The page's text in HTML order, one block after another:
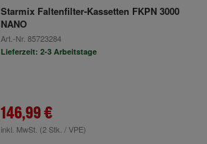
Starmix Faltenfilter-Kassetten FKPN 3000
NANO
Art.-Nr. 85723284
Lieferzeit: 2-3 Arbeitstage
146,99 €
inkl. MwSt. (2 Stk. / VPE)